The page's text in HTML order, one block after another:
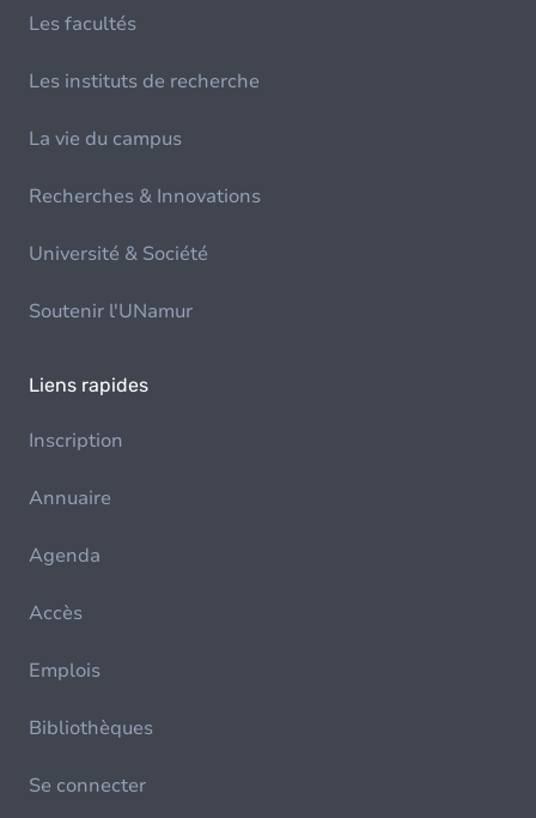
Les facultés
Les instituts de recherche
La vie du campus
Recherches & Innovations
Université & Société
Soutenir l'UNamur
Liens rapides
Inscription
Annuaire
Agenda
Accès
Emplois
Bibliothèques
Se connecter